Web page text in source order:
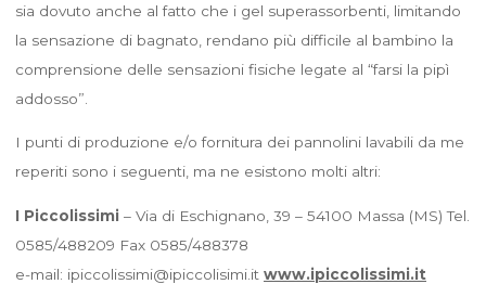
sia dovuto anche al fatto che i gel superassorbenti, limitando
la sensazione di bagnato, rendano più difficile al bambino la
comprensione delle sensazioni fisiche legate al “farsi la pipì
addosso”.
I punti di produzione e/o fornitura dei pannolini lavabili da me
reperiti sono i seguenti, ma ne esistono molti altri:
I Piccolissimi – Via di Eschignano, 39 – 54100 Massa (MS) Tel.
0585/488209 Fax 0585/488378
e-mail: ipiccolissimi@ipiccolisimi.it www.ipiccolissimi.it